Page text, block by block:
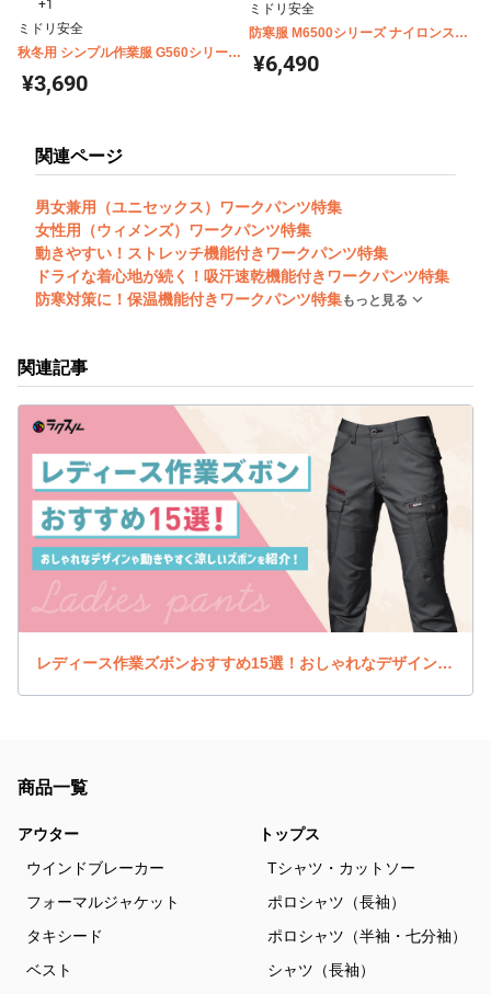
+1
ミドリ安全
秋冬用 シンプル作業服 G560シリーズ
スラックス
¥3,690
ミドリ安全
防寒服 M6500シリーズ ナイロンスラ
ックス
¥6,490
関連ページ
男女兼用（ユニセックス）ワークパンツ特集
女性用（ウィメンズ）ワークパンツ特集
動きやすい！ストレッチ機能付きワークパンツ特集
ドライな着心地が続く！吸汗速乾機能付きワークパンツ特集
防寒対策に！保温機能付きワークパンツ特集もっと見る
関連記事
レディース作業ズボンおすすめ15選！おしゃれなデザインや動きやすく涼しいズボンを紹介！
商品一覧
アウター
ウインドブレーカー
フォーマルジャケット
タキシード
ベスト
トップス
Tシャツ・カットソー
ポロシャツ（長袖）
ポロシャツ（半袖・七分袖）
シャツ（長袖）